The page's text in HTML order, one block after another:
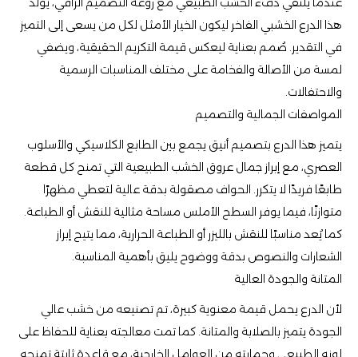
هذا الدرع الخشبي الفاخر ليكون الخيار الأمثل لكل من يسعى إلى التميز
في التقدير. صُمم بعناية ليعكس قيمة التكريم الحقيقية، ويضفي
لمسة من الأصالة والفخامة على مختلف المناسبات الرسمية
والاحتفالات.
المواصفات الجمالية والتصميم
يتميز هذا الدرع بتصميم أنيق يجمع بين الطابع الكلاسيكي والأسلوب
العصري، مع إبراز جمال عروق الخشب الطبيعية التي تمنح كل قطعة
طابعًا فريدًا لا يتكرر. الحواف مصقولة بدقة عالية لتعطي مظهرًا
متوازنًا، فيما يوفر السطح الأملس مساحة مثالية للنقش أو الطباعة.
كما يُعد مناسبًا للنقش بالليزر أو الطباعة الحرارية، مما يتيح إبراز
الشعارات والنصوص بدقة ووضوح يليق بأهمية المناسبة.
المتانة والجودة العالية
لأن الدرع يحمل قيمة معنوية كبيرة، تم تصنيعه من خشب عالي
الجودة يتميز بالصلابة والمتانة. كما تمت معالجته بعناية للحفاظ على
لونه الطبيعي وحمايته من العوامل الخارجية، مع قاعدة ثابتة تمنحه